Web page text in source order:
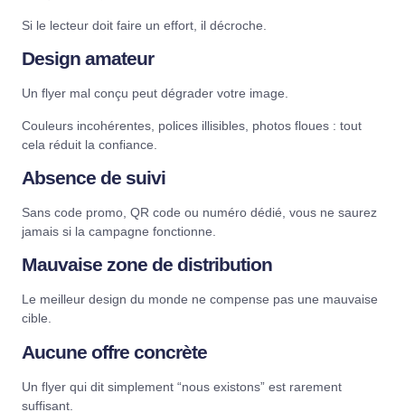
Si le lecteur doit faire un effort, il décroche.
Design amateur
Un flyer mal conçu peut dégrader votre image.
Couleurs incohérentes, polices illisibles, photos floues : tout
cela réduit la confiance.
Absence de suivi
Sans code promo, QR code ou numéro dédié, vous ne saurez
jamais si la campagne fonctionne.
Mauvaise zone de distribution
Le meilleur design du monde ne compense pas une mauvaise
cible.
Aucune offre concrète
Un flyer qui dit simplement “nous existons” est rarement
suffisant.